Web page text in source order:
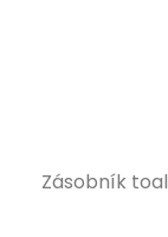
Zásobník